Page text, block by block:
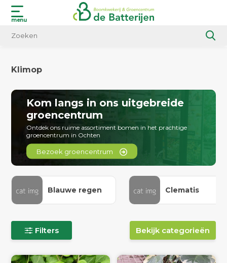
menu
Klimop
Kom langs in ons uitgebreide
groencentrum
Ontdek ons ruime assortiment bomen in het prachtige
groencentrum in Ochten
Bezoek groencentrum
Blauwe regen Clematis
Filters Bekijk categorieën